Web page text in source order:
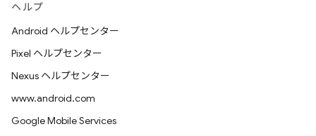
ヘルプ
Android ヘルプセンター
Pixel ヘルプセンター
Nexus ヘルプセンター
www.android.com
Google Mobile Services